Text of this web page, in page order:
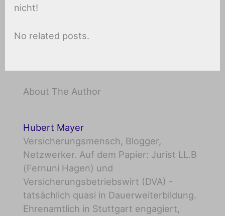
nicht!
No related posts.
About The Author
Hubert Mayer
Versicherungsmensch, Blogger,
Netzwerker. Auf dem Papier: Jurist LL.B
(Fernuni Hagen) und
Versicherungsbetriebswirt (DVA) -
tatsächlich quasi in Dauerweiterbildung.
Ehrenamtlich in Stuttgart engagiert,